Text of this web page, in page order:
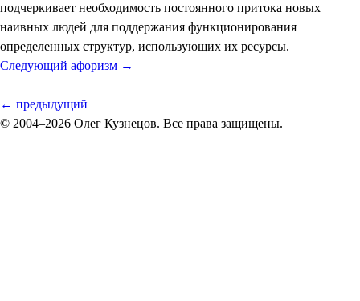
подчеркивает необходимость постоянного притока новых
наивных людей для поддержания функционирования
определенных структур, использующих их ресурсы.
Следующий афоризм →
← предыдущий
© 2004–2026 Олег Кузнецов. Все права защищены.